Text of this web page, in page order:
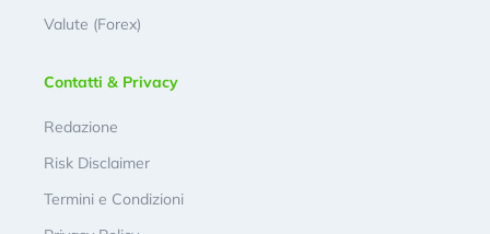
Valute (Forex)
Contatti & Privacy
Redazione
Risk Disclaimer
Termini e Condizioni